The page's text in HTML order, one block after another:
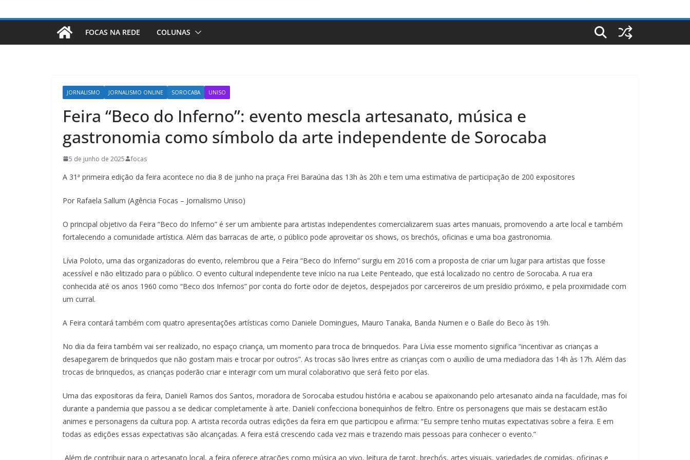
FOCAS NA REDE COLUNAS
JORNALISMO JORNALISMO ONLINE SOROCABA UNISO
Feira “Beco do Inferno”: evento mescla artesanato, música e
gastronomia como símbolo da arte independente de Sorocaba
5 de junho de 2025 focas
A 31ª primeira edição da feira acontece no dia 8 de junho na praça Frei Baraúna das 13h às 20h e tem uma estimativa de participação de 200 expositores
Por Rafaela Sallum (Agência Focas – Jornalismo Uniso)
O principal objetivo da Feira “Beco do Inferno” é ser um ambiente para artistas independentes comercializarem suas artes manuais, promovendo a arte local e também
fortalecendo a comunidade artística. Além das barracas de arte, o público pode aproveitar os shows, os brechós, oficinas e uma boa gastronomia.
Lívia Poloto, uma das organizadoras do evento, relembrou que a Feira “Beco do Inferno” surgiu em 2016 com a proposta de criar um lugar para artistas que fosse
acessível e não elitizado para o público. O evento cultural independente teve início na rua Leite Penteado, que está localizado no centro de Sorocaba. A rua era
conhecida até os anos 1960 como “Beco dos Infernos” por conta do forte odor de dejetos, despejados por carcereiros de um presídio próximo, e pela proximidade com
um curral.
A Feira contará também com quatro apresentações artísticas como Daniele Domingues, Mauro Tanaka, Banda Numen e o Baile do Beco às 19h.
No dia da feira também vai ser realizado, no espaço criança, um momento para troca de brinquedos. Para Lívia esse momento significa “incentivar as crianças a
desapegarem de brinquedos que não gostam mais e trocar por outros”. As trocas são livres entre as crianças com o auxílio de uma mediadora das 14h às 17h. Além das
trocas de brinquedos, as crianças poderão criar e interagir com um mural colaborativo que será feito por elas.
Uma das expositoras da feira, Danieli Ramos dos Santos, moradora de Sorocaba estudou história e acabou se apaixonando pelo artesanato ainda na faculdade, mas foi
durante a pandemia que passou a se dedicar completamente à arte. Danieli confecciona bonequinhos de feltro. Entre os personagens que mais se destacam estão
animes e personagens da cultura pop. A artista recorda outras edições da feira em que participou e afirma: “Eu sempre tenho muitas expectativas sobre a feira. E em
todas as edições essas expectativas são alcançadas. A feira está crescendo cada vez mais e trazendo mais pessoas para conhecer o evento.”
Além de contribuir para o artesanato local, a feira oferece atrações como música ao vivo, leitura de tarot, brechós, artes visuais, variedades de comidas, oficinas e